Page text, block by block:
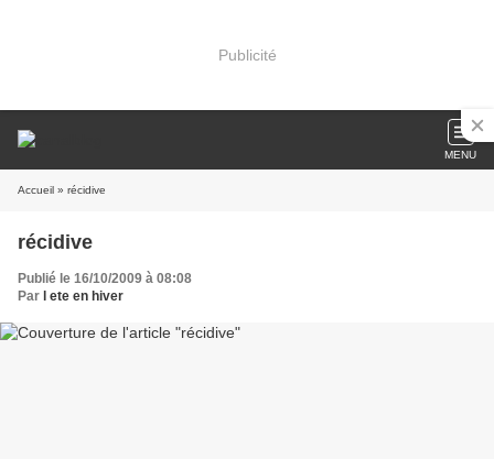
Publicité
MENU
Accueil » récidive
récidive
Publié le 16/10/2009 à 08:08
Par
l ete en hiver